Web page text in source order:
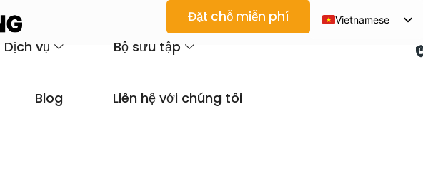
Đặt chỗ miễn phí
Vietnamese
Dịch vụ Bộ sưu tập
Blog Liên hệ với chúng tôi